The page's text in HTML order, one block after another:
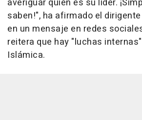
averiguar quién es su líder.
saben!", ha afirmado el
en un mensaje en redes
reitera que hay "luchas
Islámica.